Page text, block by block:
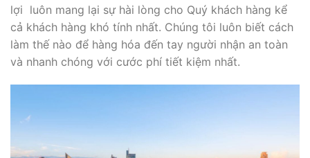
lợi luôn mang lại sự hài lòng cho Quý khách hàng kể
cả khách hàng khó tính nhất. Chúng tôi luôn biết cách
làm thế nào để hàng hóa đến tay người nhận an toàn
và nhanh chóng với cước phí tiết kiệm nhất.